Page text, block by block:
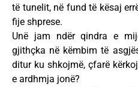
të tunelit, në fund të kësaj
fije shprese.
Unë jam ndër qindra e
gjithçka në këmbim të
ditur ku shkojmë, çfarë
e ardhmja jonë?